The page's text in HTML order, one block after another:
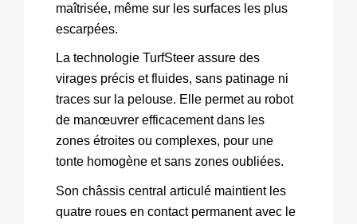
maîtrisée, même sur les surfaces les plus
escarpées.
La technologie TurfSteer assure des
virages précis et fluides, sans patinage ni
traces sur la pelouse. Elle permet au robot
de manœuvrer efficacement dans les
zones étroites ou complexes, pour une
tonte homogène et sans zones oubliées.
Son châssis central articulé maintient les
quatre roues en contact permanent avec le